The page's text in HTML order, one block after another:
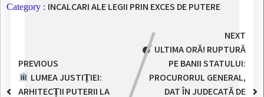
Category : INCALCARI ALE LEGII PRIN EXCES DE PUTERE
PREVIOUS
LUMEA JUSTIȚIEI:
ARHITECȚII PUTERII LA
NEXT
ULTIMA ORĂ! RUPTURĂ
PE BANII STATULUI:
PROCURORUL GENERAL,
DAT ÎN JUDECATĂ DE